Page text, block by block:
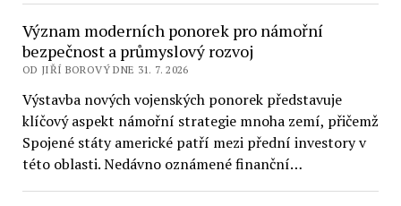
Význam moderních ponorek pro námořní
bezpečnost a průmyslový rozvoj
OD JIŘÍ BOROVÝ DNE 31. 7. 2026
Výstavba nových vojenských ponorek představuje
klíčový aspekt námořní strategie mnoha zemí, přičemž
Spojené státy americké patří mezi přední investory v
této oblasti. Nedávno oznámené finanční…